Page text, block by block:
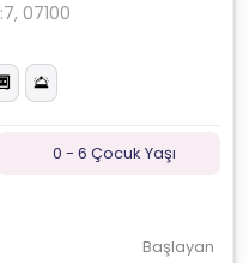
07100
0 - 6 Çocuk Yaşı
Başlayan